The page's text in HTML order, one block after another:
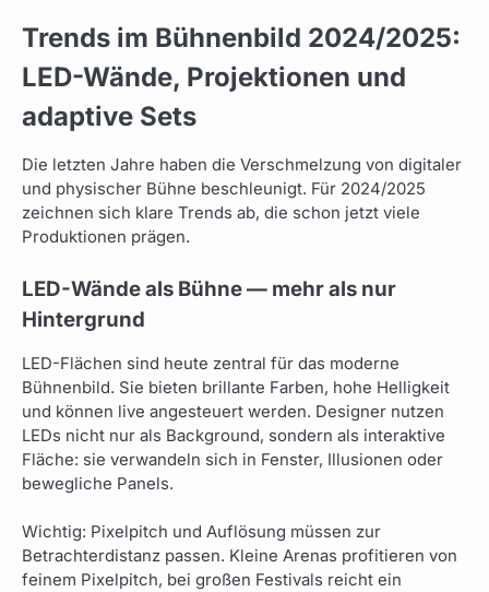
Trends im Bühnenbild 2024/2025:
LED-Wände, Projektionen und
adaptive Sets
Die letzten Jahre haben die Verschmelzung von digitaler
und physischer Bühne beschleunigt. Für 2024/2025
zeichnen sich klare Trends ab, die schon jetzt viele
Produktionen prägen.
LED-Wände als Bühne — mehr als nur
Hintergrund
LED-Flächen sind heute zentral für das moderne
Bühnenbild. Sie bieten brillante Farben, hohe Helligkeit
und können live angesteuert werden. Designer nutzen
LEDs nicht nur als Background, sondern als interaktive
Fläche: sie verwandeln sich in Fenster, Illusionen oder
bewegliche Panels.
Wichtig: Pixelpitch und Auflösung müssen zur
Betrachterdistanz passen. Kleine Arenas profitieren von
feinem Pixelpitch, bei großen Festivals reicht ein